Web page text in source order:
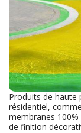
Produits de haute
résidentiel,
membranes
de finition